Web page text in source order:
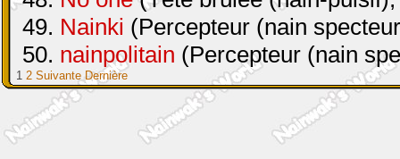
49. Nainki (Percepteur (nain
50. nainpolitain (Percepteur (nain
1 2 Suivante Dernière